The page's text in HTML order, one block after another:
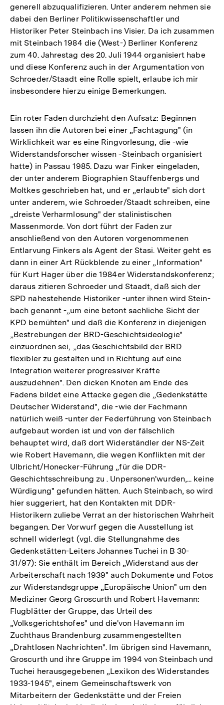
generell abzuqualifizieren. Unter anderem nehmen sie
dabei den Berliner Politikwissenschaftler und
Historiker Peter Steinbach ins Visier. Da ich zusammen
mit Steinbach 1984 die (West-) Berliner Konferenz
zum 40. Jahrestag des 20. Juli 1944 organisiert habe
und diese Konferenz auch in der Argumentation von
Schroeder/Staadt eine Rolle spielt, erlaube ich mir
insbesondere hierzu einige Bemerkungen.
Ein roter Faden durchzieht den Aufsatz: Beginnen
lassen ihn die Autoren bei einer „Fachtagung" (in
Wirklichkeit war es eine Ringvorlesung, die -wie
Widerstandsforscher wissen -Steinbach organisiert
hatte) in Passau 1985. Dazu war Finker eingeladen,
der unter anderem Biographien Stauffenbergs und
Moltkes geschrieben hat, und er „erlaubte" sich dort
unter anderem, wie Schroeder/Staadt schreiben, eine
„dreiste Verharmlosung" der stalinistischen
Massenmorde. Von dort führt der Faden zur
anschließend von den Autoren vorgenommenen
Entlarvung Finkers als Agent der Stasi. Weiter geht es
dann in einer Art Rückblende zu einer „Information"
für Kurt Hager über die 1984er Widerstandskonferenz;
daraus zitieren Schroeder und Staadt, daß sich der
SPD nahestehende Historiker -unter ihnen wird Stein-
bach genannt -„um eine betont sachliche Sicht der
KPD bemühten" und daß die Konferenz in diejenigen
„Bestrebungen der BRD-Geschichtsideologie"
einzuordnen sei, „das Geschichtsbild der BRD
flexibler zu gestalten und in Richtung auf eine
Integration weiterer progressiver Kräfte
auszudehnen". Den dicken Knoten am Ende des
Fadens bildet eine Attacke gegen die „Gedenkstätte
Deutscher Widerstand", die -wie der Fachmann
natürlich weiß -unter der Federführung von Steinbach
aufgebaut worden ist und von der fälschlich
behauptet wird, daß dort Widerständler der NS-Zeit
wie Robert Havemann, die wegen Konflikten mit der
Ulbricht/Honecker-Führung „für die DDR-
Geschichtsschreibung zu . Unpersonen'wurden,... keine
Würdigung" gefunden hätten. Auch Steinbach, so wird
hier suggeriert, hat den Kontakten mit DDR-
Historikern zuliebe Verrat an der historischen Wahrheit
begangen. Der Vorwurf gegen die Ausstellung ist
schnell widerlegt (vgl. die Stellungnahme des
Gedenkstätten-Leiters Johannes Tuchei in B 30-
31/97): Sie enthält im Bereich „Widerstand aus der
Arbeiterschaft nach 1939" auch Dokumente und Fotos
zur Widerstandsgruppe „Europäische Union" um den
Mediziner Georg Groscurth und Robert Havemann:
Flugblätter der Gruppe, das Urteil des
„Volksgerichtshofes" und die'von Havemann im
Zuchthaus Brandenburg zusammengestellten
„Drahtlosen Nachrichten". Im übrigen sind Havemann,
Groscurth und ihre Gruppe im 1994 von Steinbach und
Tuchei herausgegebenen „Lexikon des Widerstandes
1933-1945", einem Gemeinschaftswerk von
Mitarbeitern der Gedenkstätte und der Freien